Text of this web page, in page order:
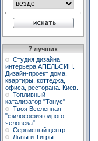
7 лучших
Студия дизайна
интерьера АПЕЛЬСИН.
Дизайн-проект дома,
квартиры, коттеджа,
офиса, ресторана. Киев.
Топливный
катализатор "Тонус"
Твоя Вселенная
"философия одного
человека"
Сервисный центр
Львы и Тигры